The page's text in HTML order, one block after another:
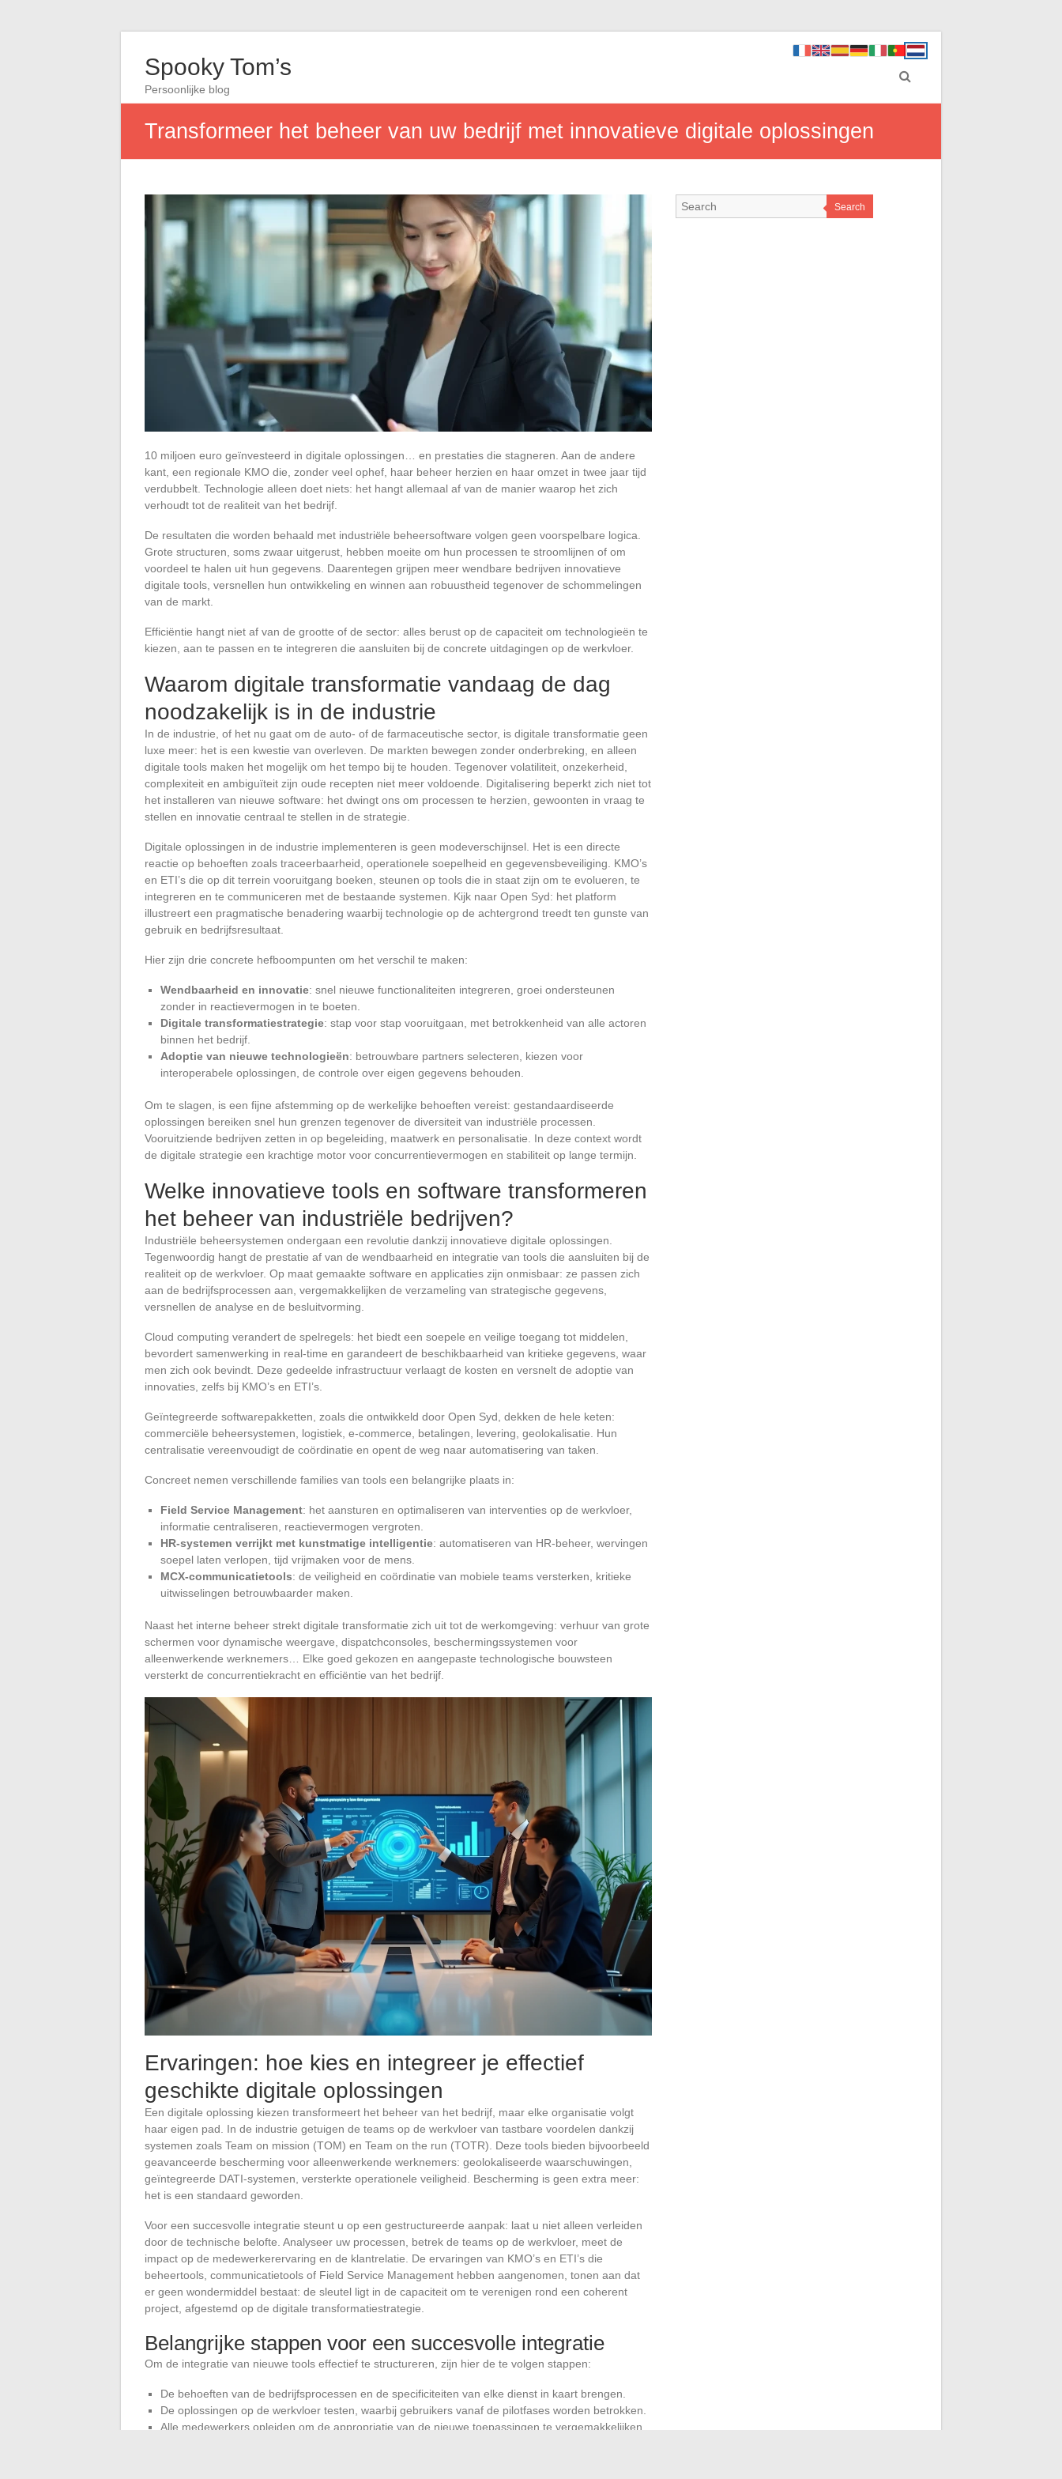
Spooky Tom’s
Persoonlijke blog
Transformeer het beheer van uw bedrijf met innovatieve digitale oplossingen
10 miljoen euro geïnvesteerd in digitale oplossingen… en prestaties die stagneren. Aan de andere
kant, een regionale KMO die, zonder veel ophef, haar beheer herzien en haar omzet in twee jaar tijd
verdubbelt. Technologie alleen doet niets: het hangt allemaal af van de manier waarop het zich
verhoudt tot de realiteit van het bedrijf.
De resultaten die worden behaald met industriële beheersoftware volgen geen voorspelbare logica.
Grote structuren, soms zwaar uitgerust, hebben moeite om hun processen te stroomlijnen of om
voordeel te halen uit hun gegevens. Daarentegen grijpen meer wendbare bedrijven innovatieve
digitale tools, versnellen hun ontwikkeling en winnen aan robuustheid tegenover de schommelingen
van de markt.
Efficiëntie hangt niet af van de grootte of de sector: alles berust op de capaciteit om technologieën te
kiezen, aan te passen en te integreren die aansluiten bij de concrete uitdagingen op de werkvloer.
Waarom digitale transformatie vandaag de dag
noodzakelijk is in de industrie
In de industrie, of het nu gaat om de auto- of de farmaceutische sector, is digitale transformatie geen
luxe meer: het is een kwestie van overleven. De markten bewegen zonder onderbreking, en alleen
digitale tools maken het mogelijk om het tempo bij te houden. Tegenover volatiliteit, onzekerheid,
complexiteit en ambiguïteit zijn oude recepten niet meer voldoende. Digitalisering beperkt zich niet tot
het installeren van nieuwe software: het dwingt ons om processen te herzien, gewoonten in vraag te
stellen en innovatie centraal te stellen in de strategie.
Digitale oplossingen in de industrie implementeren is geen modeverschijnsel. Het is een directe
reactie op behoeften zoals traceerbaarheid, operationele soepelheid en gegevensbeveiliging. KMO’s
en ETI’s die op dit terrein vooruitgang boeken, steunen op tools die in staat zijn om te evolueren, te
integreren en te communiceren met de bestaande systemen. Kijk naar Open Syd: het platform
illustreert een pragmatische benadering waarbij technologie op de achtergrond treedt ten gunste van
gebruik en bedrijfsresultaat.
Hier zijn drie concrete hefboompunten om het verschil te maken:
Wendbaarheid en innovatie: snel nieuwe functionaliteiten integreren, groei ondersteunen
zonder in reactievermogen in te boeten.
Digitale transformatiestrategie: stap voor stap vooruitgaan, met betrokkenheid van alle actoren
binnen het bedrijf.
Adoptie van nieuwe technologieën: betrouwbare partners selecteren, kiezen voor
interoperabele oplossingen, de controle over eigen gegevens behouden.
Om te slagen, is een fijne afstemming op de werkelijke behoeften vereist: gestandaardiseerde
oplossingen bereiken snel hun grenzen tegenover de diversiteit van industriële processen.
Vooruitziende bedrijven zetten in op begeleiding, maatwerk en personalisatie. In deze context wordt
de digitale strategie een krachtige motor voor concurrentievermogen en stabiliteit op lange termijn.
Welke innovatieve tools en software transformeren
het beheer van industriële bedrijven?
Industriële beheersystemen ondergaan een revolutie dankzij innovatieve digitale oplossingen.
Tegenwoordig hangt de prestatie af van de wendbaarheid en integratie van tools die aansluiten bij de
realiteit op de werkvloer. Op maat gemaakte software en applicaties zijn onmisbaar: ze passen zich
aan de bedrijfsprocessen aan, vergemakkelijken de verzameling van strategische gegevens,
versnellen de analyse en de besluitvorming.
Cloud computing verandert de spelregels: het biedt een soepele en veilige toegang tot middelen,
bevordert samenwerking in real-time en garandeert de beschikbaarheid van kritieke gegevens, waar
men zich ook bevindt. Deze gedeelde infrastructuur verlaagt de kosten en versnelt de adoptie van
innovaties, zelfs bij KMO’s en ETI’s.
Geïntegreerde softwarepakketten, zoals die ontwikkeld door Open Syd, dekken de hele keten:
commerciële beheersystemen, logistiek, e-commerce, betalingen, levering, geolokalisatie. Hun
centralisatie vereenvoudigt de coördinatie en opent de weg naar automatisering van taken.
Concreet nemen verschillende families van tools een belangrijke plaats in:
Field Service Management: het aansturen en optimaliseren van interventies op de werkvloer,
informatie centraliseren, reactievermogen vergroten.
HR-systemen verrijkt met kunstmatige intelligentie: automatiseren van HR-beheer, wervingen
soepel laten verlopen, tijd vrijmaken voor de mens.
MCX-communicatietools: de veiligheid en coördinatie van mobiele teams versterken, kritieke
uitwisselingen betrouwbaarder maken.
Naast het interne beheer strekt digitale transformatie zich uit tot de werkomgeving: verhuur van grote
schermen voor dynamische weergave, dispatchconsoles, beschermingssystemen voor
alleenwerkende werknemers… Elke goed gekozen en aangepaste technologische bouwsteen
versterkt de concurrentiekracht en efficiëntie van het bedrijf.
Ervaringen: hoe kies en integreer je effectief
geschikte digitale oplossingen
Een digitale oplossing kiezen transformeert het beheer van het bedrijf, maar elke organisatie volgt
haar eigen pad. In de industrie getuigen de teams op de werkvloer van tastbare voordelen dankzij
systemen zoals Team on mission (TOM) en Team on the run (TOTR). Deze tools bieden bijvoorbeeld
geavanceerde bescherming voor alleenwerkende werknemers: geolokaliseerde waarschuwingen,
geïntegreerde DATI-systemen, versterkte operationele veiligheid. Bescherming is geen extra meer:
het is een standaard geworden.
Voor een succesvolle integratie steunt u op een gestructureerde aanpak: laat u niet alleen verleiden
door de technische belofte. Analyseer uw processen, betrek de teams op de werkvloer, meet de
impact op de medewerkerervaring en de klantrelatie. De ervaringen van KMO’s en ETI’s die
beheertools, communicatietools of Field Service Management hebben aangenomen, tonen aan dat
er geen wondermiddel bestaat: de sleutel ligt in de capaciteit om te verenigen rond een coherent
project, afgestemd op de digitale transformatiestrategie.
Belangrijke stappen voor een succesvolle integratie
Om de integratie van nieuwe tools effectief te structureren, zijn hier de te volgen stappen:
De behoeften van de bedrijfsprocessen en de specificiteiten van elke dienst in kaart brengen.
De oplossingen op de werkvloer testen, waarbij gebruikers vanaf de pilotfases worden betrokken.
Alle medewerkers opleiden om de appropriatie van de nieuwe toepassingen te vergemakkelijken.
Search